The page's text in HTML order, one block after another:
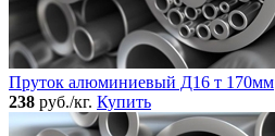
Пруток алюминиевый Д16 т 170мм
238 руб./кг. Купить